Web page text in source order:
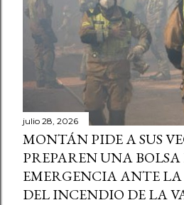
julio 28, 2026
MONTÁN PIDE A SUS
PREPAREN UNA BOLSA
EMERGENCIA ANTE
DEL INCENDIO DE LA